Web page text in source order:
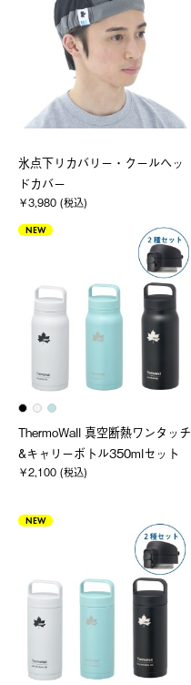
氷点下リカバリー・クールヘッ
ドカバー
￥3,980 (税込)
NEW
ThermoWall 真空断熱ワンタッチ
&キャリーボトル350mlセット
￥2,100 (税込)
NEW